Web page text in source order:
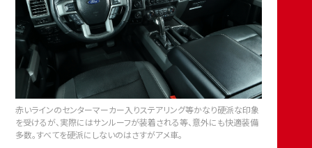
赤いラインのセンターマーカー入りステアリング等かなり硬派な印象
を受けるが、実際にはサンルーフが装着される等、意外にも快適装備
多数。すべてを硬派にしないのはさすがアメ車。